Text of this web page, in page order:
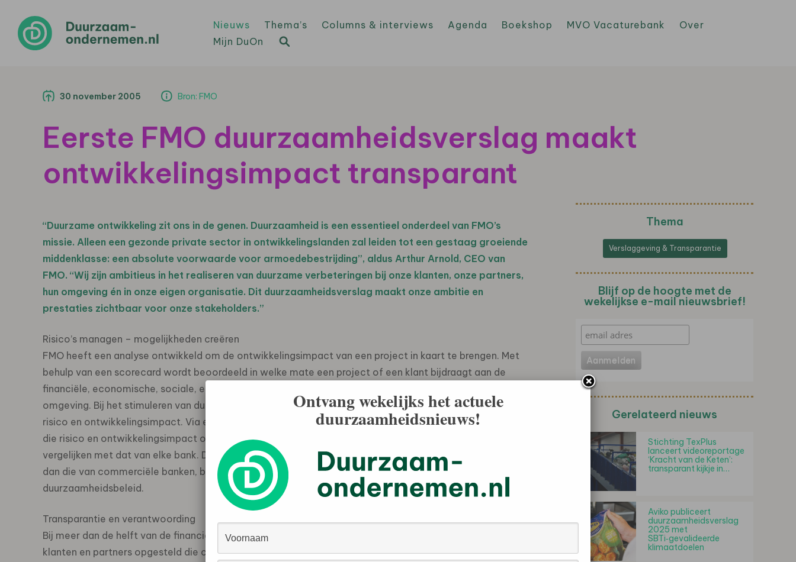
Nieuws Thema’s Columns & interviews Agenda Boekshop MVO Vacaturebank
Over
Mijn DuOn
30 november 2005 Bron: FMO
Eerste FMO duurzaamheidsverslag maakt
ontwikkelingsimpact transparant
“Duurzame ontwikkeling zit ons in de genen. Duurzaamheid is een essentieel onderdeel van FMO’s
missie. Alleen een gezonde private sector in ontwikkelingslanden zal leiden tot een gestaag groeiende
middenklasse: een absolute voorwaarde voor armoedebestrijding”, aldus Arthur Arnold, CEO van
FMO. “Wij zijn ambitieus in het realiseren van duurzame verbeteringen bij onze klanten, onze partners,
hun omgeving én in onze eigen organisatie. Dit duurzaamheidsverslag maakt onze ambitie en
prestaties zichtbaar voor onze stakeholders.”
Risico’s managen – mogelijkheden creëren
FMO heeft een analyse ontwikkeld om de ontwikkelingsimpact van een project in kaart te brengen. Met
behulp van een scorecard wordt beoordeeld in welke mate een project of een klant bijdraagt aan de
financiële, economische, sociale, ecologische en bestuurlijke ontwikkeling van een bedrijf aan haar
omgeving. Bij het stimuleren van duurzame groei in ontwikkelingslanden staan twee factoren centraal:
risico en ontwikkelingsimpact. Via een scorecard heeft FMO een systematische methodiek ontwikkeld
die risico en ontwikkelingsimpact objectiveert. Het risicomanagement van FMO is in de kern te
vergelijken met dat van elke bank. De ervaring leert dat de risico’s van FMO, die per definitie hoger zijn
dan die van commerciële banken, beter beheersbaar worden door het vormen van een gezond
duurzaamheidsbeleid.
Transparantie en verantwoording
Bij meer dan de helft van de financieringen die FMO in 2004 heeft verstrekt, zijn er actieplannen met de
klanten en partners opgesteld die concrete verbeteringen in kaart brengen. Voorbeelden daarvan zijn het
Thema
Verslaggeving & Transparantie
Blijf op de hoogte met de
wekelijkse e-mail nieuwsbrief!
Gerelateerd nieuws
Stichting TexPlus
lanceert videoreportage
‘Kracht van de Keten’:
transparant kijkje in…
Aviko publiceert
duurzaamheidsverslag
2025 met
SBTi‑gevalideerde
klimaatdoelen
Ontvang wekelijks het actuele
duurzaamheidsnieuws!